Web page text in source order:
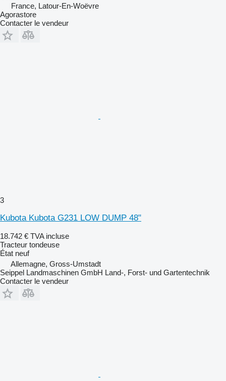
France, Latour-En-Woëvre
Agorastore
Contacter le vendeur
3
Kubota Kubota G231 LOW DUMP 48"
18.742 € TVA incluse
Tracteur tondeuse
État neuf
Allemagne, Gross-Umstadt
Seippel Landmaschinen GmbH Land-, Forst- und Gartentechnik
Contacter le vendeur